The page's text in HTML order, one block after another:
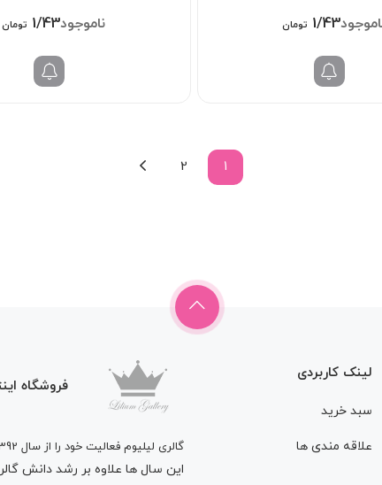
1/438/000 تومان 1/438/000 تومان
1
2
لینک کاربردی
سبد خرید
علاقه مندی ها
فروشگاه
گالری لیلیوم فعالیت خود را از سال 1392
این سال ها علاوه بر رشد دانش